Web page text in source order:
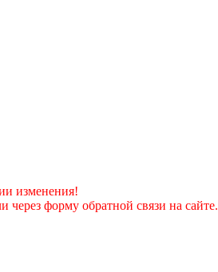
изменения!
через форму обратной связи на сайте.